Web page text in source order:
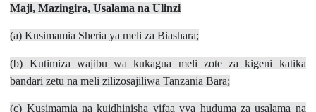
Maji,Mazingira, Usalamana Ulinzi
(a) Kusimamia Sheria ya meli za Biashara;
(b) Kutimiza wajibu wa kukagua meli zote za kigeni katika
bandari zetu na meli zilizosajiliwa Tanzania Bara;
(c) Kusimamia na kuidhinisha vifaa vya huduma za usalama na